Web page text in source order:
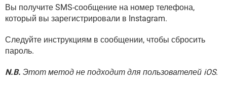
Вы получите SMS-сообщение на номер телефона,
который вы зарегистрировали в Instagram.
Следуйте инструкциям в сообщении, чтобы сбросить
пароль.
N.B. Этот метод не подходит для пользователей iOS.